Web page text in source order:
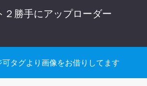
２勝手にアップローダー
可タグより画像をお借りしてます